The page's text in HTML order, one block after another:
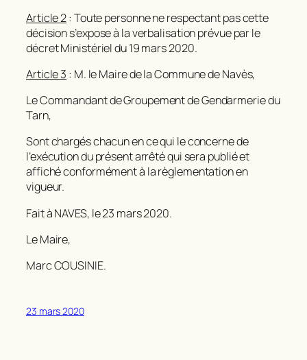
Article 2: Toute personne ne respectant pas cette
décision s’expose à la verbalisation prévue par le
décret Ministériel du 19 mars 2020.
Article 3 : M. le Maire de la Commune de Navès,
Le Commandant de Groupement de Gendarmerie du
Tarn,
Sont chargés chacun en ce qui le concerne de
l’exécution du présent arrêté qui sera publié et
affiché conformément à la règlementation en
vigueur.
Fait à NAVES, le 23 mars 2020.
Le Maire,
Marc COUSINIE.
23 mars 2020